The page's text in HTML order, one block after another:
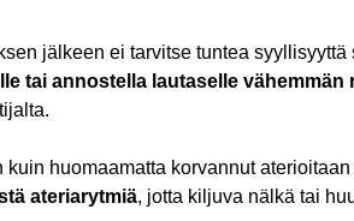
jälkeen ei tarvitse tuntea
tai annostella lautaselle vähemmän
kuin huomaamatta korvannut
ateriarytmiä, jotta kiljuva nälkä tai